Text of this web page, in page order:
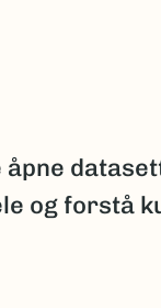
og forstå